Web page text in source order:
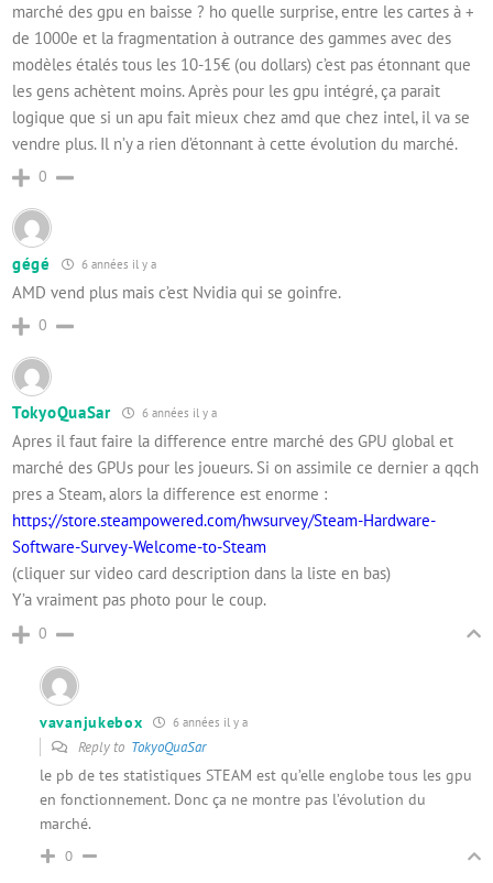
marché des gpu en baisse ? ho quelle surprise, entre les cartes à +
de 1000e et la fragmentation à outrance des gammes avec des
modèles étalés tous les 10-15€ (ou dollars) c’est pas étonnant que
les gens achètent moins. Après pour les gpu intégré, ça parait
logique que si un apu fait mieux chez amd que chez intel, il va se
vendre plus. Il n’y a rien d’étonnant à cette évolution du marché.
0
gégé 6 années il y a
AMD vend plus mais c’est Nvidia qui se goinfre.
0
TokyoQuaSar 6 années il y a
Apres il faut faire la difference entre marché des GPU global et
marché des GPUs pour les joueurs. Si on assimile ce dernier a qqch
pres a Steam, alors la difference est enorme :
https://store.steampowered.com/hwsurvey/Steam-Hardware-
Software-Survey-Welcome-to-Steam
(cliquer sur video card description dans la liste en bas)
Y’a vraiment pas photo pour le coup.
0
vavanjukebox 6 années il y a
Reply to TokyoQuaSar
le pb de tes statistiques STEAM est qu’elle englobe tous les gpu
en fonctionnement. Donc ça ne montre pas l’évolution du
marché.
0